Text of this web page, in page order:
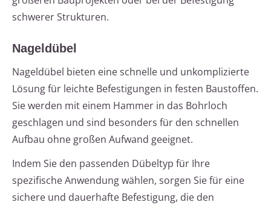
schwerer Strukturen.
Nageldübel
Nageldübel bieten eine schnelle und unkomplizierte
Lösung für leichte Befestigungen in festen Baustoffen.
Sie werden mit einem Hammer in das Bohrloch
geschlagen und sind besonders für den schnellen
Aufbau ohne großen Aufwand geeignet.
Indem Sie den passenden Dübeltyp für Ihre
spezifische Anwendung wählen, sorgen Sie für eine
sichere und dauerhafte Befestigung, die den